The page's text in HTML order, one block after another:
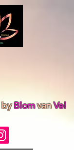
by BlomvanVel